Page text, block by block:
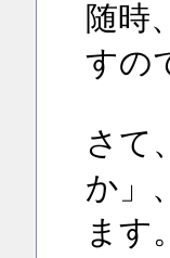
随時
すの
さて
か」
ます。